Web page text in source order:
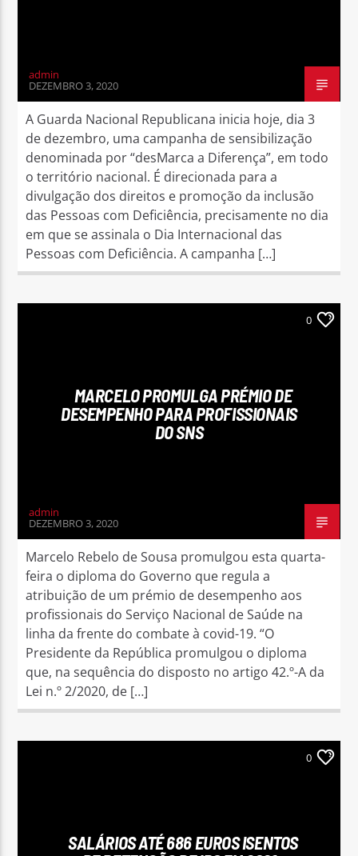
admin
DEZEMBRO 3, 2020
A Guarda Nacional Republicana inicia hoje, dia 3
de dezembro, uma campanha de sensibilização
denominada por “desMarca a Diferença”, em todo
o território nacional. É direcionada para a
divulgação dos direitos e promoção da inclusão
das Pessoas com Deficiência, precisamente no dia
em que se assinala o Dia Internacional das
Pessoas com Deficiência. A campanha […]
0
MARCELO PROMULGA PRÉMIO DE
DESEMPENHO PARA PROFISSIONAIS
DO SNS
admin
DEZEMBRO 3, 2020
Marcelo Rebelo de Sousa promulgou esta quarta-
feira o diploma do Governo que regula a
atribuição de um prémio de desempenho aos
profissionais do Serviço Nacional de Saúde na
linha da frente do combate à covid-19. “O
Presidente da República promulgou o diploma
que, na sequência do disposto no artigo 42.º-A da
Lei n.º 2/2020, de […]
0
SALÁRIOS ATÉ 686 EUROS ISENTOS